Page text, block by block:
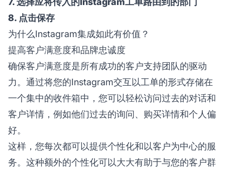
8. 点击保存
为什么Instagram集成如此有价值？
提高客户满意度和品牌忠诚度
确保客户满意度是所有成功的客户支持团队的驱动
力。通过将您的Instagram交互以工单的形式存储在
一个集中的收件箱中，您可以轻松访问过去的对话和
客户详情，例如他们过去的询问、购买详情和个人偏
好。
这样，您每次都可以提供个性化和以客户为中心的服
务。这种额外的个性化可以大大有助于与您的客户群